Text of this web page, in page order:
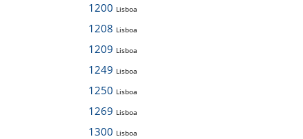
1200 Lisboa
1208 Lisboa
1209 Lisboa
1249 Lisboa
1250 Lisboa
1269 Lisboa
1300 Lisboa